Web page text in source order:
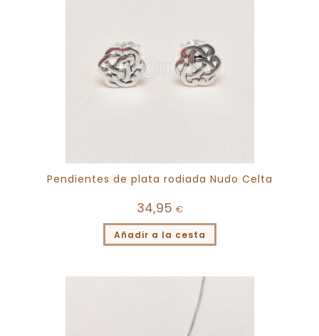
Pendientes de plata rodiada Nudo Celta
34,95 €
Añadir a la cesta